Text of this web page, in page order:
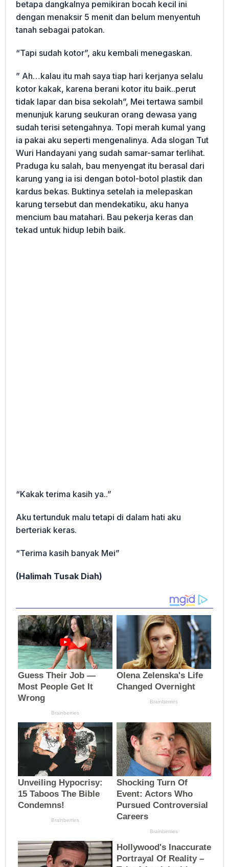
betapa dangkalnya pemikiran bocah kecil ini
dengan menaksir 5 menit dan belum menyentuh
tanah sebagai patokan.
“Tapi sudah kotor”, aku kembali menegaskan.
” Ah…kalau itu mah saya tiap hari kerjanya selalu
kotor kakak, karena berani kotor itu baik..perut
tidak lapar dan bisa sekolah”, Mei tertawa sambil
menunjuk karung seukuran orang dewasa yang
sudah terisi setengahnya. Topi merah kumal yang
ia pakai aku seperti mengenalinya. Ada slogan Tut
Wuri Handayani yang sudah samar-samar terlihat.
Praduga ku salah, bau menyengat itu berasal dari
karung yang ia isi dengan botol-botol plastik dan
kardus bekas. Buktinya setelah ia melepaskan
karung tersebut dan mendekatiku, aku hanya
mencium bau matahari. Bau pekerja keras dan
tekad untuk hidup lebih baik.
“Kakak terima kasih ya..”
Aku tertunduk malu tetapi di dalam hati aku
berteriak keras.
“Terima kasih banyak Mei”
(Halimah Tusak Diah)